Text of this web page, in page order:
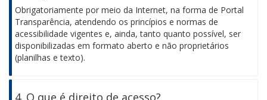
Obrigatoriamente por meio da Internet, na forma de Portal
Transparência, atendendo os princípios e normas de
acessibilidade vigentes e, ainda, tanto quanto possível, ser
disponibilizadas em formato aberto e não proprietários
(planilhas e texto).
4. O que é direito de acesso?